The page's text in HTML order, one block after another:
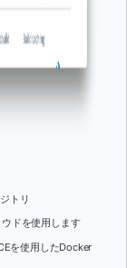
トリ
ドを使用します
を使用したDocker